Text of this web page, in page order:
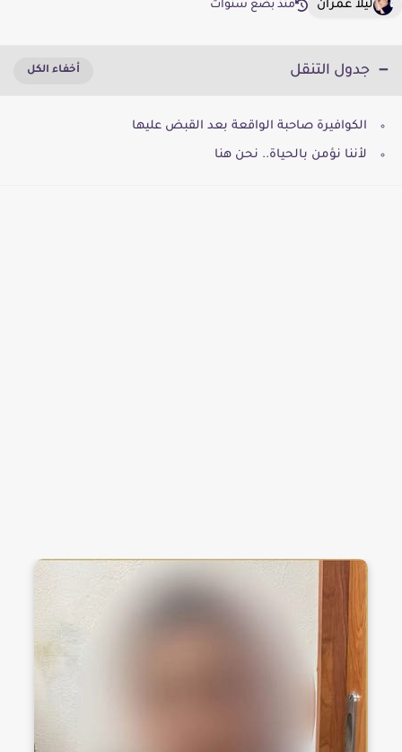
ليلا عمران منذ بضع سنوات
جدول التنقل
الكوافيرة صاحبة الواقعة بعد القبض عليها
لأننا نؤمن بالحياة.. نحن هنا